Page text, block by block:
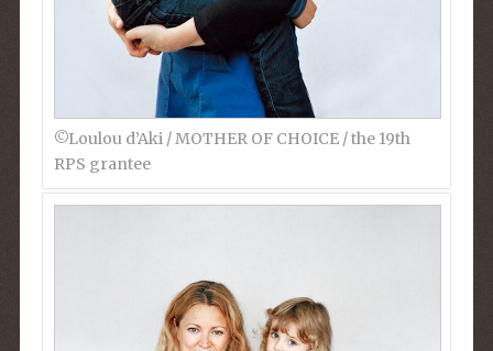
©︎Loulou d’Aki / MOTHER OF CHOICE / the 19th
RPS grantee